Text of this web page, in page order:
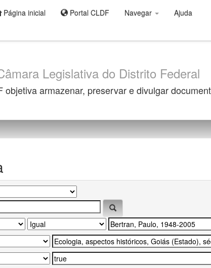
Página inicial Portal CLDF Navegar Ajuda
Legislativa do Distrito Federal
objetiva armazenar, preservar e divulgar